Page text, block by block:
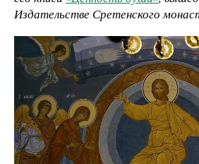
Издательстве Сретенского